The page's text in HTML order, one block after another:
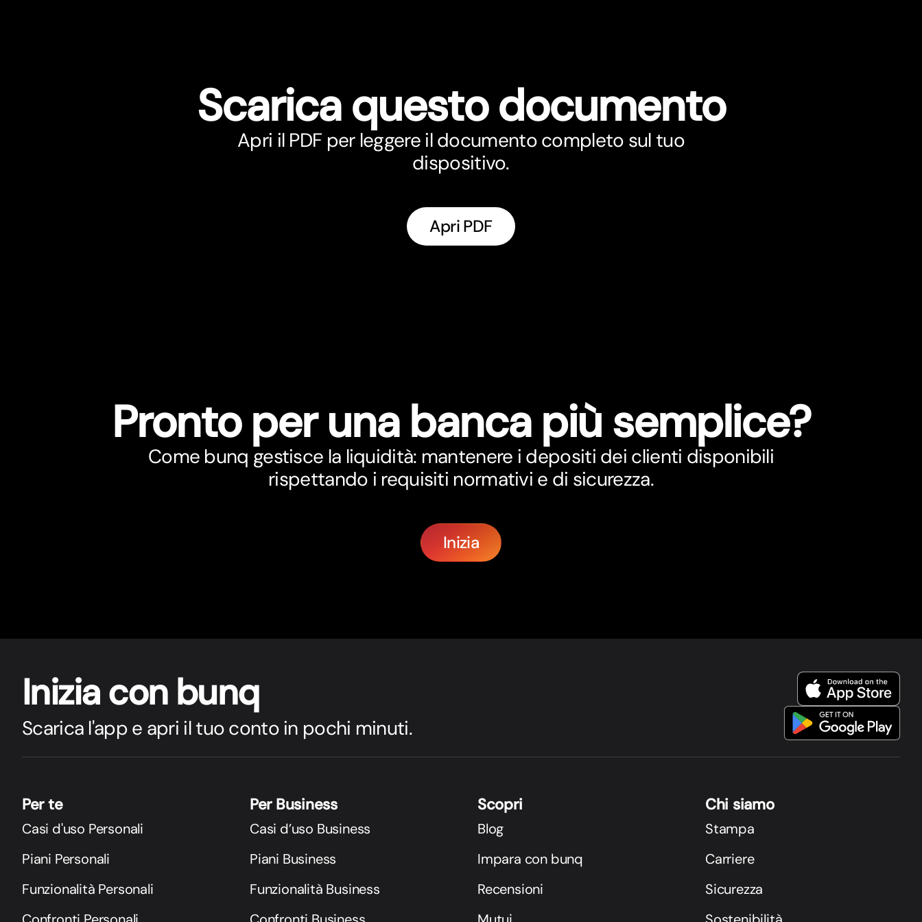
Scarica questo documento
Apri il PDF per leggere il documento completo sul tuo
dispositivo.
Apri PDF
Pronto per una banca più semplice?
Come bunq gestisce la liquidità: mantenere i depositi dei clienti disponibili
rispettando i requisiti normativi e di sicurezza.
Inizia
Inizia con bunq
Scarica l'app e apri il tuo conto in pochi minuti.
Per te
Casi d'uso Personali
Piani Personali
Funzionalità Personali
Per Business
Casi d’uso Business
Piani Business
Funzionalità Business
Scopri
Blog
Impara con bunq
Recensioni
Chi siamo
Stampa
Carriere
Sicurezza